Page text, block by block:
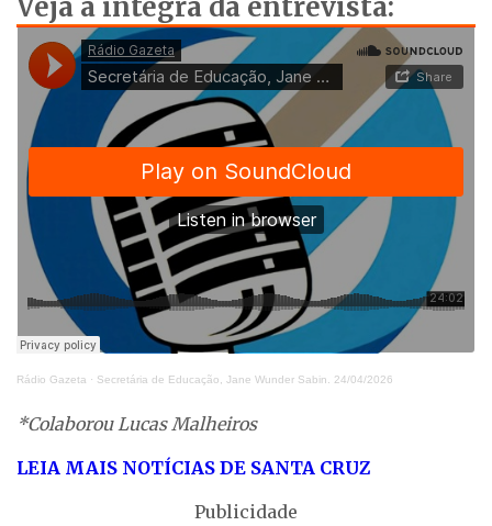
Veja a íntegra da entrevista:
Rádio Gazeta · Secretária de Educação, Jane Wunder Sabin. 24/04/2026
*Colaborou Lucas Malheiros
LEIA MAIS NOTÍCIAS DE SANTA CRUZ
Publicidade